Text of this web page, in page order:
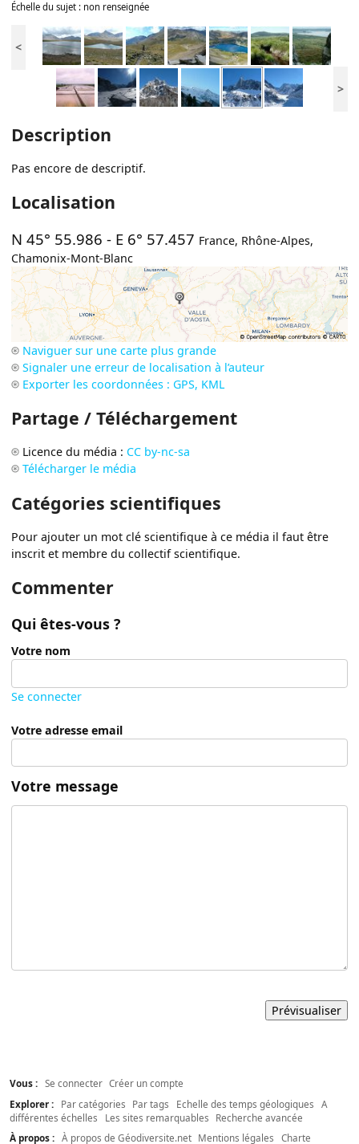
Échelle du sujet : non renseignée
<
>
Description
Pas encore de descriptif.
Localisation
N 45° 55.986 - E 6° 57.457 France, Rhône-Alpes,
Chamonix-Mont-Blanc
Naviguer sur une carte plus grande
Signaler une erreur de localisation à l’auteur
Exporter les coordonnées : GPS, KML
Partage / Téléchargement
Licence du média : CC by-nc-sa
Télécharger le média
Catégories scientifiques
Pour ajouter un mot clé scientifique à ce média il faut être
inscrit et membre du collectif scientifique.
Commenter
Qui êtes-vous ?
Votre nom
Se connecter
Votre adresse email
Votre message
Vous : Se connecter Créer un compte
Explorer :
Par catégories Par tags Echelle des temps géologiques
A
différentes échelles
Les sites remarquables
Recherche avancée
À propos : À propos de Géodiversite.net Mentions légales Charte